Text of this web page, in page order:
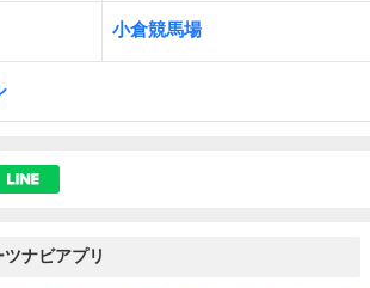
小倉競馬場
ナビアプリ